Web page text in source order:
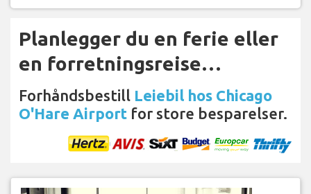
Planlegger du en ferie eller
en forretningsreise…
Forhåndsbestill Leiebil hos Chicago
O'Hare Airport for store besparelser.